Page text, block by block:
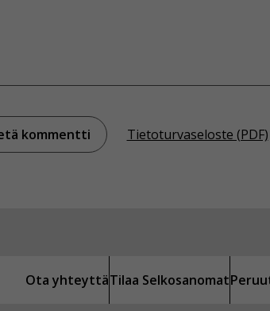
Tietoturvaseloste (PDF)
Ota yhteyttäTilaa Selkosanomat